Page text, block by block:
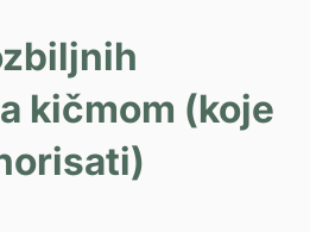
kičmom (koje